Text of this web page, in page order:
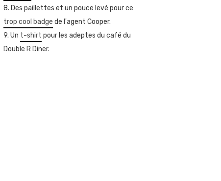
8. Des paillettes et un pouce levé pour ce
trop cool badge de l'agent Cooper.
9. Un t-shirt pour les adeptes du café du
Double R Diner.